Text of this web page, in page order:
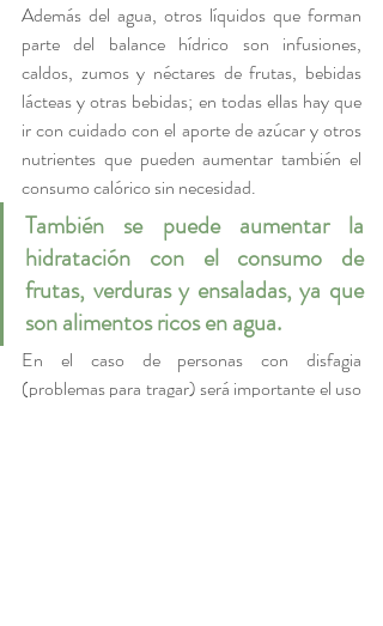
Además del agua, otros líquidos que forman
parte del balance hídrico son infusiones,
caldos, zumos y néctares de frutas, bebidas
lácteas y otras bebidas; en todas ellas hay que
ir con cuidado con el aporte de azúcar y otros
nutrientes que pueden aumentar también el
consumo calórico sin necesidad.
También se puede aumentar la
hidratación con el consumo de
frutas, verduras y ensaladas, ya que
son alimentos ricos en agua.
En el caso de personas con disfagia
(problemas para tragar) será importante el uso